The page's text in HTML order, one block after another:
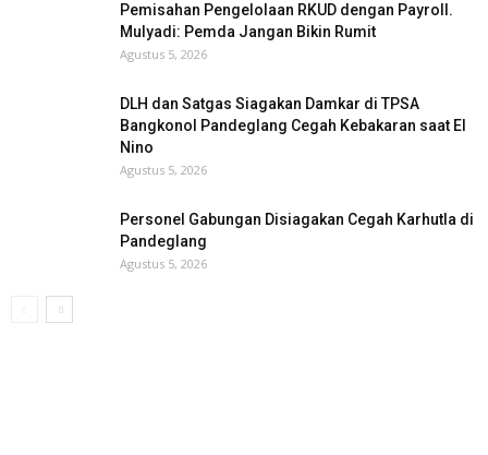
Pemisahan Pengelolaan RKUD dengan Payroll.
Mulyadi: Pemda Jangan Bikin Rumit
Agustus 5, 2026
DLH dan Satgas Siagakan Damkar di TPSA
Bangkonol Pandeglang Cegah Kebakaran saat El
Nino
Agustus 5, 2026
Personel Gabungan Disiagakan Cegah Karhutla di
Pandeglang
Agustus 5, 2026